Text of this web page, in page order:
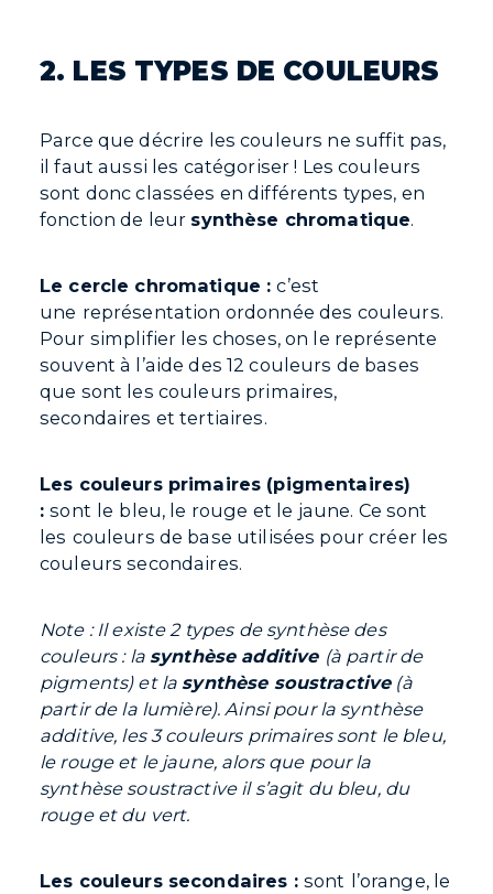
2. LES TYPES DE COULEURS
Parce que décrire les couleurs ne suffit pas,
il faut aussi les catégoriser ! Les couleurs
sont donc classées en différents types, en
fonction de leur synthèse chromatique.
Le cercle chromatique :c’est
une représentation ordonnée des couleurs.
Pour simplifier les choses, on le représente
souvent à l’aide des 12 couleurs de bases
que sont les couleurs primaires,
secondaires et tertiaires.
Les couleurs primaires (pigmentaires)
:sont le bleu, le rouge et le jaune. Ce sont
les couleurs de base utilisées pour créer les
couleurs secondaires.
Note : Il existe 2 types de synthèse des
couleurs : la synthèse additive (à partir de
pigments) et la synthèse soustractive(à
partir de la lumière). Ainsi pour la synthèse
additive, les 3 couleurs primaires sont le bleu,
le rouge et le jaune, alors que pour la
synthèse soustractive il s’agit du bleu, du
rouge et du vert.
Les couleurs secondaires : sont l’orange, le